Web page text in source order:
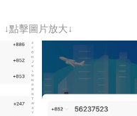
↓點擊圖片放大↓